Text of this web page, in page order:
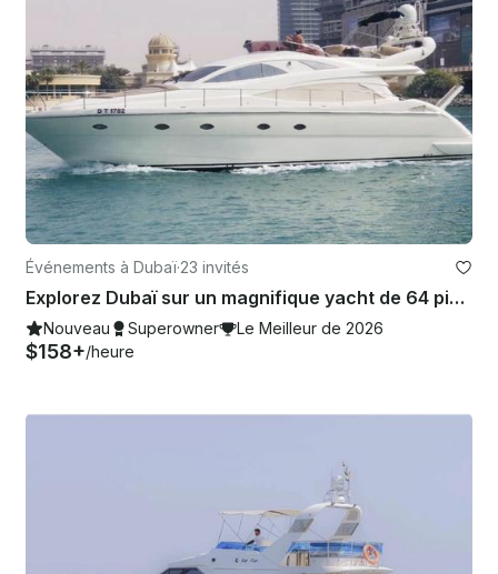
Événements à Dubaï·23 invités
Explorez Dubaï sur un magnifique yacht de 64 pieds avec 2 chaises longues
Nouveau Superowner Le Meilleur de 2026
$158+/heure